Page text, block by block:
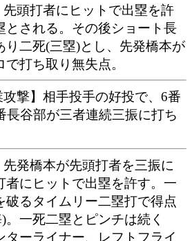
先頭打者にヒットで出塁を許
とされる。その後ショート長
り二死(三塁)とし、先発橋本が
打ち取り無失点。
攻撃】相手投手の好投で、6番
長谷部が三者連続三振に打ち
先発橋本が先頭打者を三振に
者にヒットで出塁を許す。一
破るタイムリー二塁打で得点
。一死二塁とピンチは続く
ターライナー、レフトフライ